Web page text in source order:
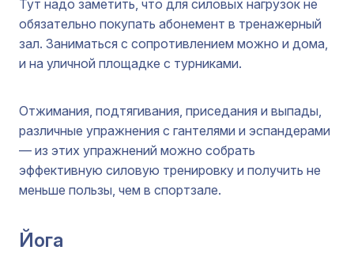
Тут надо заметить, что для силовых нагрузок не
обязательно покупать абонемент в тренажерный
зал. Заниматься с сопротивлением можно и дома,
и на уличной площадке с турниками.
Отжимания, подтягивания, приседания и выпады,
различные упражнения с гантелями и эспандерами
— из этих упражнений можно собрать
эффективную силовую тренировку и получить не
меньше пользы, чем в спортзале.
Йога